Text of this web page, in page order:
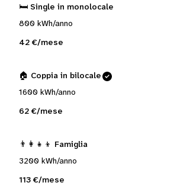
🛏️ Single in monolocale
800 kWh/anno
42 €/mese
🏠 Coppia in bilocale
1600 kWh/anno
62 €/mese
👨‍👩‍👧‍👦 Famiglia
3200 kWh/anno
113 €/mese